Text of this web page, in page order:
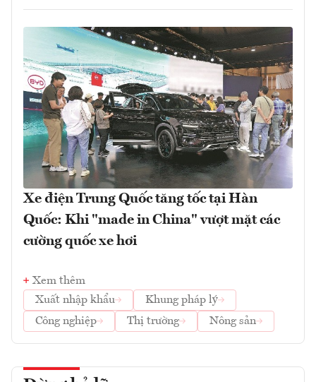
Xe điện Trung Quốc tăng tốc tại Hàn
Quốc: Khi "made in China" vượt mặt các
cường quốc xe hơi
Xem thêm
Xuất nhập khẩu
Khung pháp lý
Công nghiệp
Thị trường Nông sản